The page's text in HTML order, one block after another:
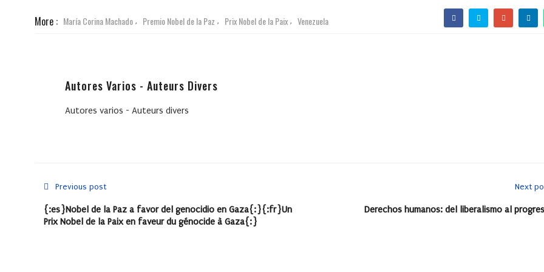
More : María Corina Machado , Premio Nobel de la Paz , Prix Nobel de la Paix , Venezuela
Autores Varios - Auteurs Divers
Autores varios - Auteurs divers
Previous post
{:es}Nobel de la Paz a favor del genocidio en Gaza{:}{:fr}Un
Prix Nobel de la Paix en faveur du génocide à Gaza{:}
Next
Derechos humanos: del liberalismo al